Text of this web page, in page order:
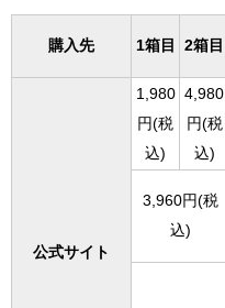
購入先 1箱目 2箱目
公式サイト
1,980
円(税
込)
4,980
円(税
込)
3,960円(税
込)